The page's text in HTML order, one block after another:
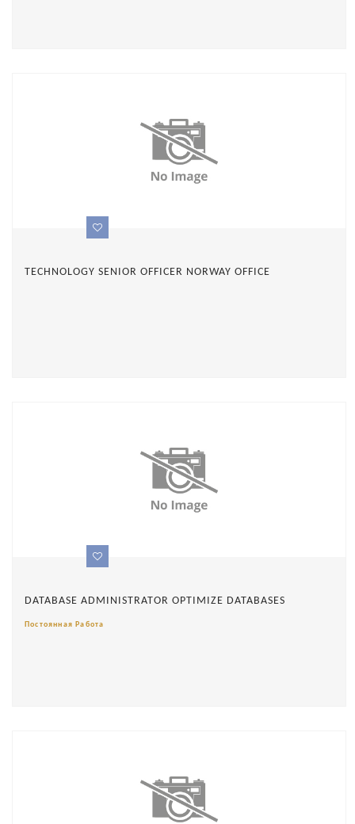
TECHNOLOGY SENIOR OFFICER NORWAY OFFICE
DATABASE ADMINISTRATOR OPTIMIZE DATABASES
Постоянная Работа